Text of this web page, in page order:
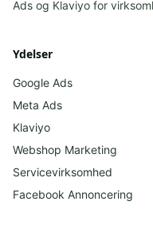
Ads og Klaviyo for
Ydelser
Google Ads
Meta Ads
Klaviyo
Webshop Marketing
Servicevirksomhed
Facebook Annoncering